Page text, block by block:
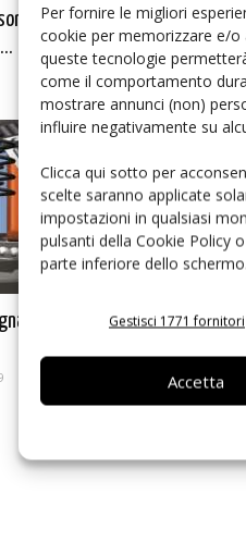
Per fornire le migliori
cookie per memorizzare e/o
queste tecnologie
come il comportamento
mostrare annunci (non)
influire negativamente su
Clicca qui sotto per
scelte saranno applicate
impostazioni in qualsiasi
pulsanti della Cookie Policy
parte inferiore dello schermo.
Gestisci 1771 fornitori
Accetta
per il
Stazioni
grazie a
di
Nuove